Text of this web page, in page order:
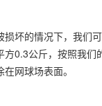
坏的情况下，我们
方0.3公斤，按照我们
网球场表面。